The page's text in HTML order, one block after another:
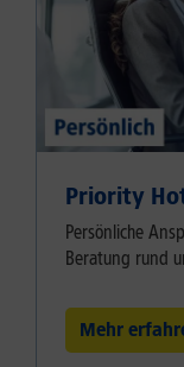
Priority
Persönliche
Beratung rund
Mehr